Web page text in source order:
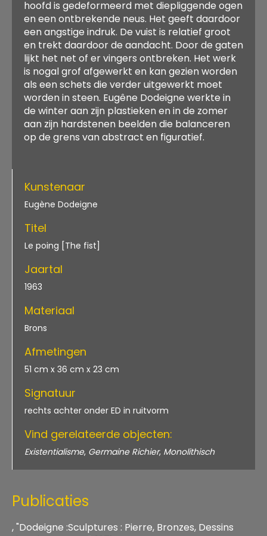
hoofd is gedeformeerd met diepliggende ogen
en een ontbrekende neus. Het geeft daardoor
een angstige indruk. De vuist is relatief groot
en trekt daardoor de aandacht. Door de gaten
lijkt het net of er vingers ontbreken. Het werk
is nogal grof afgewerkt en kan gezien worden
als een schets die verder uitgewerkt moet
worden in steen. Eugêne Dodeigne werkte in
de winter aan zijn plastieken en in de zomer
aan zijn hardstenen beelden die balanceren
op de grens van abstract en figuratief.
Kunstenaar
Eugène Dodeigne
Titel
Le poing [The fist]
Jaartal
1963
Materiaal
Brons
Afmetingen
51 cm x 36 cm x 23 cm
Signatuur
rechts achter onder ED in ruitvorm
Vind gerelateerde objecten:
Existentialisme, Germaine Richier, Monolithisch
Publicaties
, "Dodeigne :Sculptures : Pierre, Bronzes, Dessins